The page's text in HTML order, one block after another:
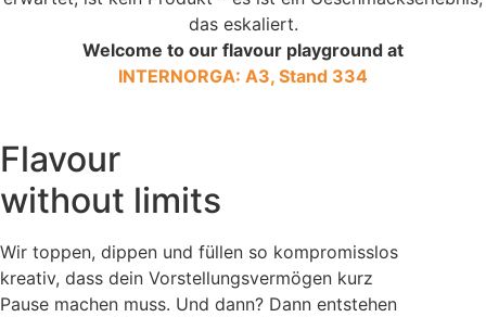
das eskaliert.
Welcome to our flavour playground at
INTERNORGA: A3, Stand 334
Flavour
without limits
Wir toppen, dippen und füllen so kompromisslos
kreativ, dass dein Vorstellungsvermögen kurz
Pause machen muss. Und dann? Dann entstehen